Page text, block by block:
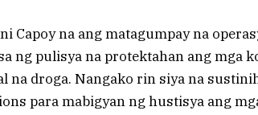
Capoy na ang matagumpay na
ng pulisya na protektahan ang mga
na droga. Nangako rin siya na
para mabigyan ng hustisya ang